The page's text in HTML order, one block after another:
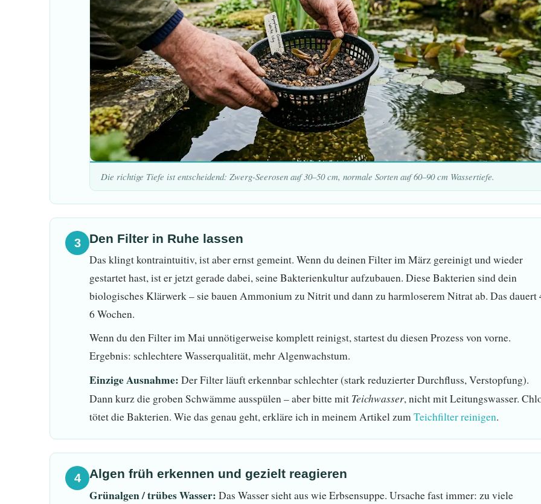
Die richtige Tiefe ist entscheidend: Zwerg-Seerosen auf 30–50 cm, normale Sorten auf 60–90 cm Wassertiefe.
3
Den Filter in Ruhe lassen
Das klingt kontraintuitiv, ist aber ernst gemeint. Wenn du deinen Filter im März gereinigt und wieder
gestartet hast, ist er jetzt gerade dabei, seine Bakterienkultur aufzubauen. Diese Bakterien sind dein
biologisches Klärwerk – sie bauen Ammonium zu Nitrit und dann zu harmloserem Nitrat ab. Das dauert
6 Wochen.
Wenn du den Filter im Mai unnötigerweise komplett reinigst, startest du diesen Prozess von vorne.
Ergebnis: schlechtere Wasserqualität, mehr Algenwachstum.
Einzige Ausnahme: Der Filter läuft erkennbar schlechter (stark reduzierter Durchfluss, Verstopfung).
Dann kurz die groben Schwämme ausspülen – aber bitte mit Teichwasser, nicht mit Leitungswasser.
tötet die Bakterien. Wie das genau geht, erkläre ich in meinem Artikel zumTeichfilter reinigen.
4 Algen früh erkennen und gezielt reagieren
Grünalgen / trübes Wasser: Das Wasser sieht aus wie Erbsensuppe. Ursache fast immer: zu viele